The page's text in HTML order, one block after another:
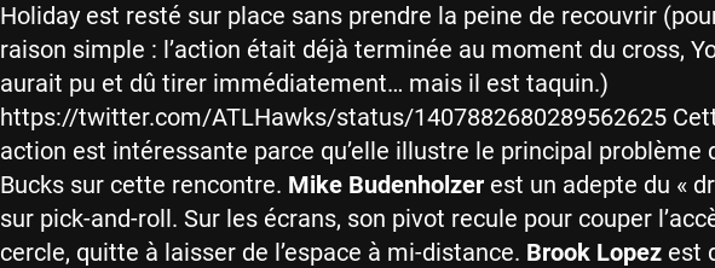
Holiday est resté sur place sans prendre la peine de recouvrir
raison simple : l’action était déjà terminée au moment du cross,
aurait pu et dû tirer immédiatement… mais il est taquin.)
https://twitter.com/ATLHawks/status/1407882680289562625
action est intéressante parce qu’elle illustre le principal problème
Bucks sur cette rencontre. Mike Budenholzer est un adepte du «
sur pick-and-roll. Sur les écrans, son pivot recule pour couper
cercle, quitte à laisser de l’espace à mi-distance. Brook Lopez est